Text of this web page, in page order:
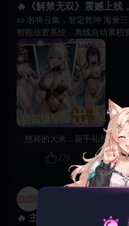
🔥《解禁无双》震撼上线
📜 名将云集，智定乾坤 海量三国武将随心招募，百变流派自由搭配！搭配
智能放置系统，离线自动累积资源。 🌹 红颜相伴，情动乱世 三
齐聚，解锁限制级成人剧情与
🎁 开服献礼，福利拉满 首周七日签到解锁限定美人等丰厚好礼！首周挂机
收益翻倍，领取招募好物与情缘道具！ ⚔️ 王权争霸，谁主
时竞技，全服争霸火热开启！
传奇！ 🙌 解锁绝代佳人的私密剧情与隐藏福利，亲身体验江山美人尽在掌
握的至高快感！
慈祥的大米： 新手礼包氪什
279
🔥 主公们，《解禁无双》